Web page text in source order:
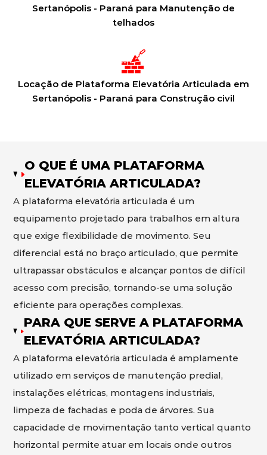
Sertanópolis - Paraná para Manutenção de
telhados
Locação de Plataforma Elevatória Articulada em
Sertanópolis - Paraná para Construção civil
O QUE É UMA PLATAFORMA
ELEVATÓRIA ARTICULADA?
A plataforma elevatória articulada é um
equipamento projetado para trabalhos em altura
que exige flexibilidade de movimento. Seu
diferencial está no braço articulado, que permite
ultrapassar obstáculos e alcançar pontos de difícil
acesso com precisão, tornando-se uma solução
eficiente para operações complexas.
PARA QUE SERVE A PLATAFORMA
ELEVATÓRIA ARTICULADA?
A plataforma elevatória articulada é amplamente
utilizado em serviços de manutenção predial,
instalações elétricas, montagens industriais,
limpeza de fachadas e poda de árvores. Sua
capacidade de movimentação tanto vertical quanto
horizontal permite atuar em locais onde outros